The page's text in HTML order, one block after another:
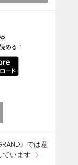
める！
』では意
ています